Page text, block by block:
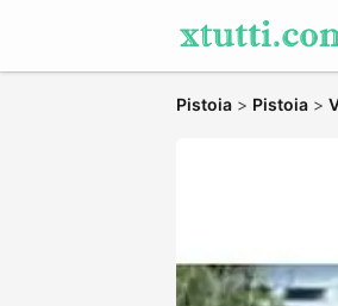
Pistoia > Pistoia >